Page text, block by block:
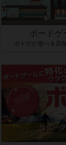
ボードゲ
ボドゲが遊べる店